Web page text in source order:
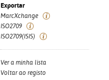
Exportar
MarcXchange
ISO2709
ISO2709(ISIS)
Ver a minha lista
Voltar ao registo